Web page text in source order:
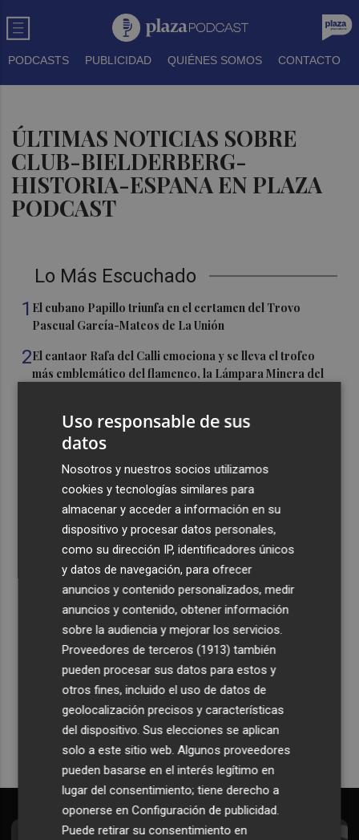
PODCASTS PUBLICIDAD QUIÉNES SOMOS CONTACTO
ÚLTIMAS NOTICIAS SOBRE
CLUB-BIELDERBERG-
HISTORIA-ESPANA EN PLAZA
PODCAST
Lo Más Escuchado
1 El cubano Papillo triunfa en el certamen del Trovo
Pascual García-Mateos de La Unión
2El cantaor Rafa del Calli emociona y se lleva el trofeo
más emblemático del flamenco, la Lámpara Minera del
El Castell de l'Olla de Altea 2026, en imágenes
El Villarreal pone el broche de oro a la pretemporada
con una victoria contra el Galatasaray
Kiat Lim preside por primera vez un partido en Mestalla
Recibe toda la actualidad de
Plaza Podcast en tu correo
Quiero suscribirme
Uso responsable de sus
datos
Nosotros y nuestros socios utilizamos
cookies y tecnologías similares para
almacenar y acceder a información en su
dispositivo y procesar datos personales,
como su dirección IP, identificadores únicos
y datos de navegación, para ofrecer
anuncios y contenido personalizados, medir
anuncios y contenido, obtener información
sobre la audiencia y mejorar los servicios.
Proveedores de terceros (1913) también
pueden procesar sus datos para estos y
otros fines, incluido el uso de datos de
geolocalización precisos y características
del dispositivo. Sus elecciones se aplican
solo a este sitio web. Algunos proveedores
pueden basarse en el interés legítimo en
lugar del consentimiento; tiene derecho a
oponerse enConfiguración de publicidad
Puede retirar su consentimiento en